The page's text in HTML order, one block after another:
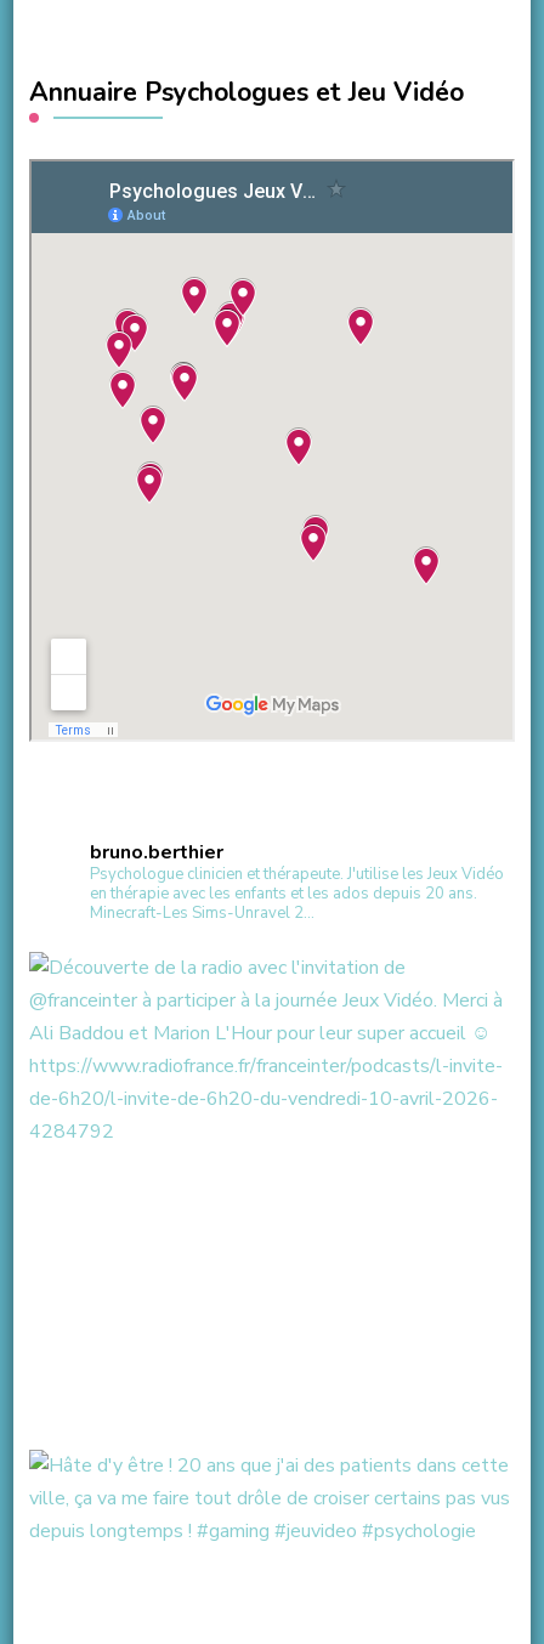
Annuaire Psychologues et Jeu Vidéo
bruno.berthier
Psychologue clinicien et thérapeute.J'utilise les Jeux Vidéo
en thérapie avec les enfants et les ados depuis 20 ans.
Minecraft-Les Sims-Unravel 2...